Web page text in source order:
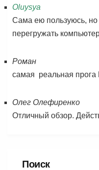
Oluysya
Сама ею пользуюсь,
перегружать
Роман
самая реальная прога
Олег Олефиренко
Отличный обзор.
Поиск